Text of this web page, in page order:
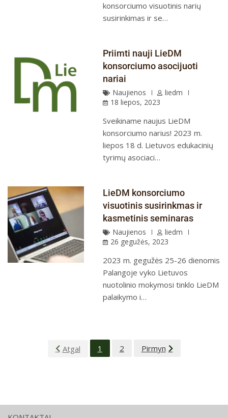
konsorciumo visuotinis narių
susirinkimas ir se…
Priimti nauji LieDM
konsorciumo asocijuoti
nariai
Naujienos
liedm
18 liepos, 2023
Sveikiname naujus LieDM
konsorciumo narius! 2023 m.
liepos 18 d. Lietuvos edukacinių
tyrimų asociaci…
LieDM konsorciumo
visuotinis susirinkmas ir
kasmetinis seminaras
Naujienos
liedm
26 gegužės, 2023
2023 m. gegužės 25-26 dienomis
Palangoje vyko Lietuvos
nuotolinio mokymosi tinklo LieDM
palaikymo i…
Atgal 1 2 Pirmyn